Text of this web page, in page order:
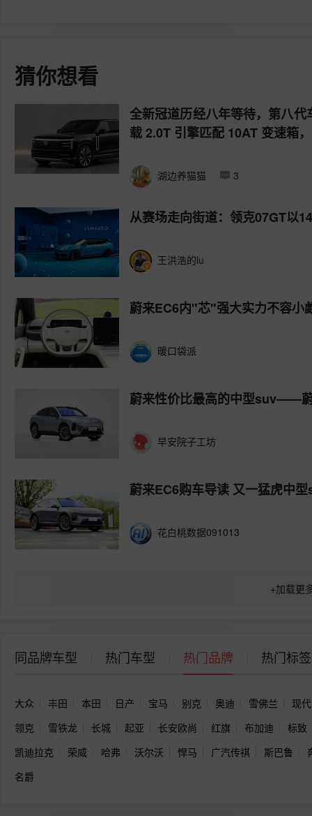
猜你想看
全新冠道历经八年等待，第八
载 2.0T 引擎匹配 10AT 变速箱
湖边养猫猫 3
从赛场走向街道：领克07GT以
王洪浩的lu
蔚来EC6内"芯"强大实力不容小
暖口袋派
蔚来性价比最高的中型suv——
早安院子工坊
蔚来EC6购车导读 又一猛虎中
花白桃数据091013
+加载更
同品牌车型 热门车型 热门品牌 热门标签
大众 丰田 本田 日产 宝马 别克 奥迪 雪佛兰
现代
领克
雪铁龙 长城 起亚 长安欧尚 红旗 布加迪
标致
凯迪拉克
荣威 哈弗 沃尔沃 悍马 广汽传祺 斯巴鲁
名爵